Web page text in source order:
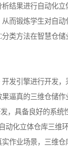
结果进行自动化立
而锻炼学生对自动
分类方法在智慧仓
开发引擎进行开发，
逼真的三维仓储作
，具备良好的系统
动化立体仓库三维
作业场景，三维仓